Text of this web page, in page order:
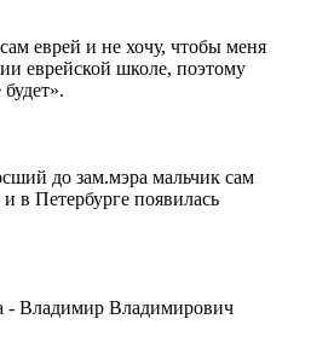
еврей и не хочу, чтобы меня
еврейской школе, поэтому
до зам.мэра мальчик сам
в Петербурге появилась
- Владимир Владимирович